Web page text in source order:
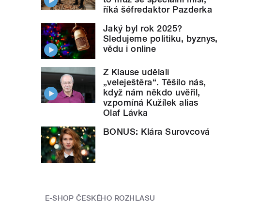
říká šéfredaktor Pazderka
Jaký byl rok 2025?
Sledujeme politiku, byznys,
vědu i online
Z Klause udělali
„veleještěra“. Těšilo nás,
když nám někdo uvěřil,
vzpomíná Kužílek alias
Olaf Lávka
BONUS: Klára Surovcová
E-SHOP ČESKÉHO ROZHLASU